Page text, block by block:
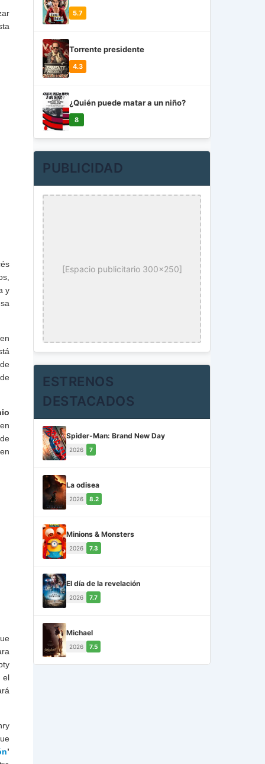
y
el
’
5.7
Torrente presidente
4.3
¿Quién puede matar a un niño?
8
PUBLICIDAD
[Espacio publicitario 300x250]
ESTRENOS
DESTACADOS
Spider-Man: Brand New Day
2026 7
La odisea
2026 8.2
Minions & Monsters
2026 7.3
El día de la revelación
2026 7.7
Michael
2026 7.5